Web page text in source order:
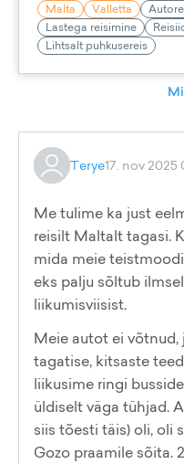
Malta Valletta
Lastega reisimine
Lihtsalt puhkusereis
Terye17. nov 2025
Me tulime ka just
reisilt Maltalt tagasi.
mida meie
eks palju sõltub
liikumisviisist.
Meie autot ei
tagatise, kitsaste
liikusime ringi
üldiselt väga tühjad.
siis tõesti täis) oli, oli
Gozo praamile sõita.